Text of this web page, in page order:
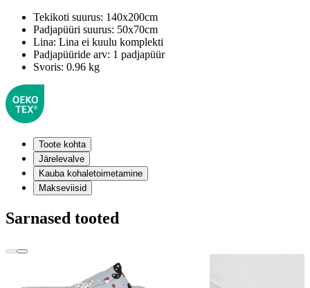
Tekikoti suurus: 140x200cm
Padjapüüri suurus: 50x70cm
Lina: Lina ei kuulu komplekti
Padjapüüride arv: 1 padjapüür
Svoris: 0.96 kg
Toote kohta
Järelevalve
Kauba kohaletoimetamine
Makseviisid
Sarnased tooted